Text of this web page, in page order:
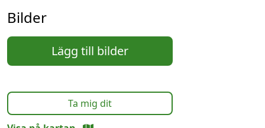
Bilder
Lägg till bilder
Ta mig dit